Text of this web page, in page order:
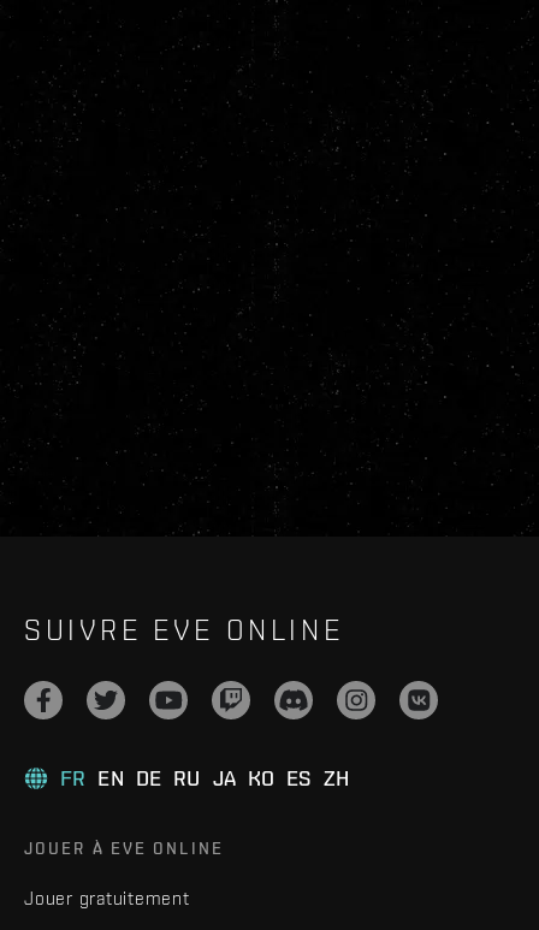
SUIVRE EVE ONLINE
FR EN DE RU JA KO ES ZH
JOUER À EVE ONLINE
Jouer gratuitement